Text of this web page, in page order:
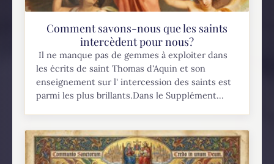
Comment savons-nous que les saints
intercèdent pour nous?
Il ne manque pas de gemmes à exploiter dans
les écrits de saint Thomas d'Aquin et son
enseignement sur l' intercession des saints est
parmi les plus brillants.Dans le Supplément...